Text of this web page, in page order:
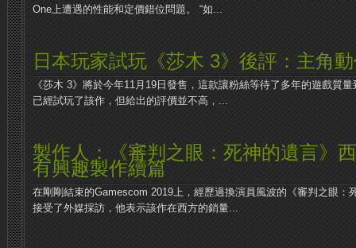
One上遭遇的性能和定價錯位問題。 “如...
日本玩家試玩《莎木 3》後評：主角
《莎木 3》將於今年11月19日發售，這款讓粉絲等待了多年的遊戲質
已經試玩了該作，但給出的評價並不高，...
製作人：《審判之眼：死神的遺言》
有興趣製作續篇
在剛剛結束的Gamescom 2019上，經歷過換演員風波的《審判之眼：
接受了外媒採訪，他表示該作在西方的銷量...